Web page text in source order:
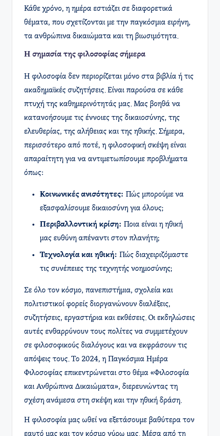
Κάθε χρόνο, η ημέρα εστιάζει σε διαφορετικά
θέματα, που σχετίζονται με την παγκόσμια ειρήνη,
τα ανθρώπινα δικαιώματα και τη βιωσιμότητα.
Η σημασία της φιλοσοφίας σήμερα
Η φιλοσοφία δεν περιορίζεται μόνο στα βιβλία ή τις
ακαδημαϊκές συζητήσεις. Είναι παρούσα σε κάθε
πτυχή της καθημερινότητάς μας. Μας βοηθά να
κατανοήσουμε τις έννοιες της δικαιοσύνης, της
ελευθερίας, της αλήθειας και της ηθικής. Σήμερα,
περισσότερο από ποτέ, η φιλοσοφική σκέψη είναι
απαραίτητη για να αντιμετωπίσουμε προβλήματα
όπως:
Κοινωνικές ανισότητες: Πώς μπορούμε να
εξασφαλίσουμε δικαιοσύνη για όλους;
Περιβαλλοντική κρίση: Ποια είναι η ηθική
μας ευθύνη απέναντι στον πλανήτη;
Τεχνολογία και ηθική: Πώς διαχειριζόμαστε
τις συνέπειες της τεχνητής νοημοσύνης;
Σε όλο τον κόσμο, πανεπιστήμια, σχολεία και
πολιτιστικοί φορείς διοργανώνουν διαλέξεις,
συζητήσεις, εργαστήρια και εκθέσεις. Οι εκδηλώσεις
αυτές ενθαρρύνουν τους πολίτες να συμμετέχουν
σε φιλοσοφικούς διαλόγους και να εκφράσουν τις
απόψεις τους. Το 2024, η Παγκόσμια Ημέρα
Φιλοσοφίας επικεντρώνεται στο θέμα «Φιλοσοφία
και Ανθρώπινα Δικαιώματα», διερευνώντας τη
σχέση ανάμεσα στη σκέψη και την ηθική δράση.
Η φιλοσοφία μας ωθεί να εξετάσουμε βαθύτερα τον
εαυτό μας και τον κόσμο γύρω μας. Μέσα από τη